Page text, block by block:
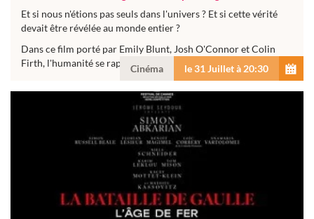
Et si nous n'étions pas seuls dans l'univers ? Et si cette vérité
devait être révélée au monde entier ?
Dans ce film porté par Emily Blunt, Josh O'Connor et Colin
Firth, l'humanité se rapproche...
Cinéma le 31 Juillet à 20:30